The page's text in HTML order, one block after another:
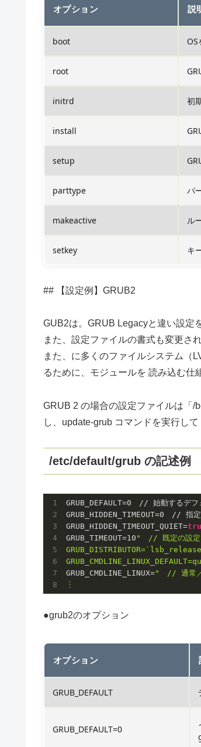
オプション 説
boot OS
root
initrd 初
install
setup
parttype パ
makeactive ル
setkey キ
## 【設定例】GRUB2
GUB2は。GRUB Legacyと違い設定
また、設定ファイルの書式も変更さ
また、に多くのファイルシステム（
るために、モジュールを 読み込む仕
GRUB 2 の場合の設定ファイルは「/
し、update-grub コマンドを実行し
/etc/default/grub の記述例
GRUB_DEFAULT=0
GRUB_HIDDEN_TIMEOUT=0
GRUB_HIDDEN_TIMEOUT_QUIET=
GRUB_TIMEOUT=10 "　// 既定の設定
GRUB_CMDLINE_LINUX="　// 通常
●grub2のオプション
オプション
GRUB_DEFAULT
GRUB_DEFAULT=0